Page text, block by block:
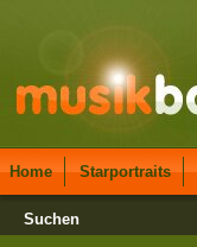
Home Starportraits
Suchen